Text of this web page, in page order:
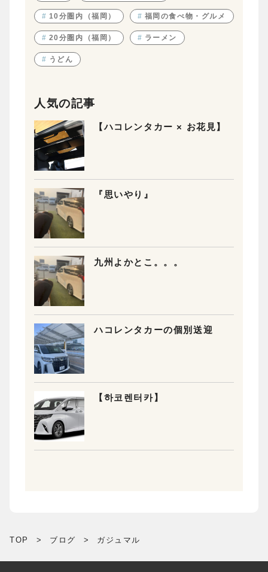
# 10分圏内（福岡） # 福岡の食べ物・グルメ
# 20分圏内（福岡） # ラーメン
# うどん
人気の記事
【ハコレンタカー × お花見】
『思いやり』
九州よかとこ。。。
ハコレンタカーの個別送迎
【하코렌터카】
TOP > ブログ > ガジュマル